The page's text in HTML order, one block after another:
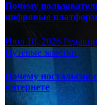
Почему
цифровые
Июл 18, 2026
Путёвые заметки
Почему ностальгия
интернете